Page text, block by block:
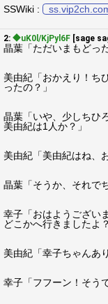
SSWiki :
2: ◆uK0l/KjPyl6F [sage
晶葉「ただいまもどっ
美由紀「おかえり！ち
ったの？」
晶葉「いや、少しちひ
美由紀は1人か？」
美由紀「美由紀はね、
晶葉「そうか、それで
幸子「おはようござい
どこかへ行きましたよ
美由紀「幸子ちゃんあ
幸子「フフーン！そう